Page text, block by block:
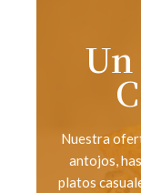
Nuestra
antojos,
platos